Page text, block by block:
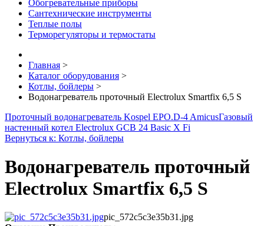
Обогревательные приборы
Сантехнические инструменты
Теплые полы
Терморегуляторы и термостаты
Главная >
Каталог оборудования >
Котлы, бойлеры >
Водонагреватель проточный Electrolux Smartfix 6,5 S
Проточный водонагреватель Kospel EPO.D-4 AmicusГазовый
настенный котел Electrolux GCB 24 Basic X Fi
Вернуться к: Котлы, бойлеры
Водонагреватель проточный
Electrolux Smartfix 6,5 S
pic_572c5c3e35b31.jpg